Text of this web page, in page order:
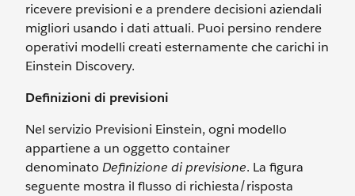
ricevere previsioni e a prendere decisioni aziendali
migliori usando i dati attuali. Puoi persino rendere
operativi modelli creati esternamente che carichi in
Einstein Discovery.
Definizioni di previsioni
Nel servizio Previsioni Einstein, ogni modello
appartiene a un oggetto container
denominato Definizione di previsione. La figura
seguente mostra il flusso di richiesta/risposta